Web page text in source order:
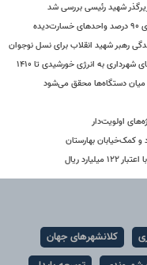
شهید رئیسی بررسی شد
رهبر شهید انقلاب برای نسل نوجوان
به انرژی خورشیدی تا ۱۴۱۰
میان دستگاه‌ها محقق می‌شود
و کمک‌خیابان بهارستان
ریال
کلانشهرهای جهان